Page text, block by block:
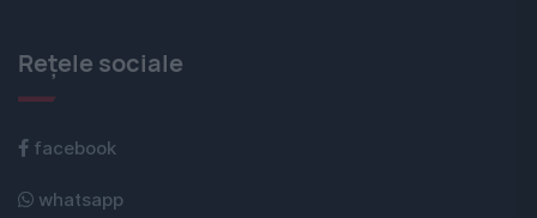
Rețele sociale
facebook
whatsapp